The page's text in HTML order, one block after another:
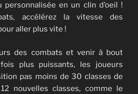
en un clin d’oeil !
accélérez la vitesse des
aller plus vite !
des combats et venir à bout
fois plus puissants, les joueurs
pas moins de 30 classes de
nouvelles classes, comme le